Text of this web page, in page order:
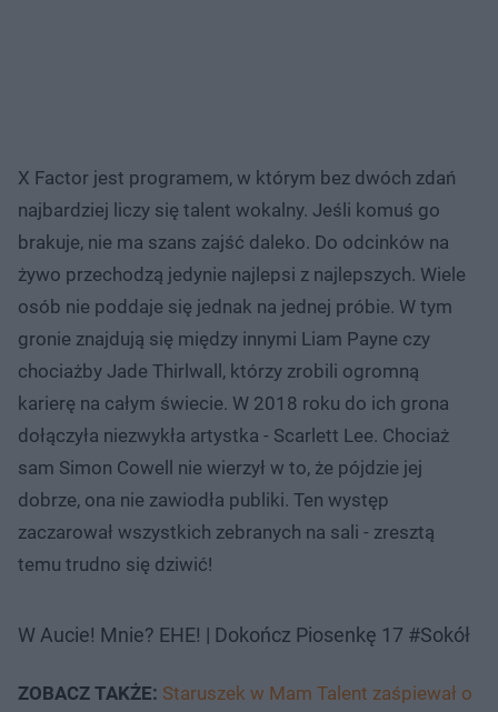
X Factor jest programem, w którym bez dwóch zdań
najbardziej liczy się talent wokalny. Jeśli komuś go
brakuje, nie ma szans zajść daleko. Do odcinków na
żywo przechodzą jedynie najlepsi z najlepszych. Wiele
osób nie poddaje się jednak na jednej próbie. W tym
gronie znajdują się między innymi Liam Payne czy
chociażby Jade Thirlwall, którzy zrobili ogromną
karierę na całym świecie. W 2018 roku do ich grona
dołączyła niezwykła artystka - Scarlett Lee. Chociaż
sam Simon Cowell nie wierzył w to, że pójdzie jej
dobrze, ona nie zawiodła publiki. Ten występ
zaczarował wszystkich zebranych na sali - zresztą
temu trudno się dziwić!
W Aucie! Mnie? EHE! | Dokończ Piosenkę 17 #Sokół
ZOBACZ TAKŻE: Staruszek w Mam Talent zaśpiewał o